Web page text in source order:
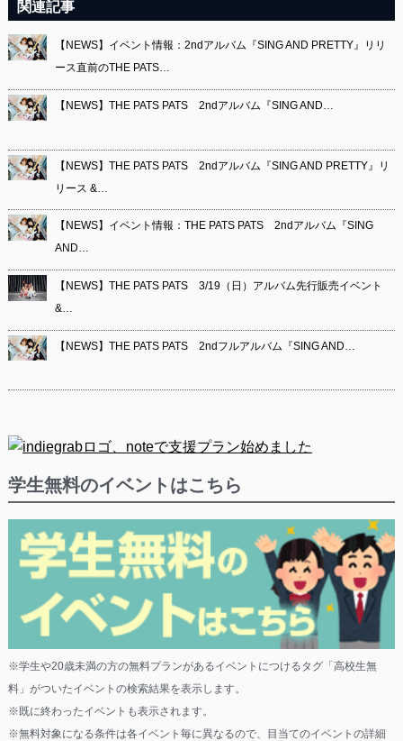
関連記事
【NEWS】イベント情報：2ndアルバム『SING AND PRETTY』リリ
ース直前のTHE PATS…
【NEWS】THE PATS PATS 2ndアルバム『SING AND…
【NEWS】THE PATS PATS 2ndアルバム『SING AND PRETTY』リ
リース &…
【NEWS】イベント情報：THE PATS PATS 2ndアルバム『SING
AND…
【NEWS】THE PATS PATS 3/19（日）アルバム先行販売イベント
&…
【NEWS】THE PATS PATS 2ndフルアルバム『SING AND…
学生無料のイベントはこちら
※学生や20歳未満の方の無料プランがあるイベントにつけるタグ「高校生無
料」がついたイベントの検索結果を表示します。
※既に終わったイベントも表示されます。
※無料対象になる条件は各イベント毎に異なるので、目当てのイベントの詳細